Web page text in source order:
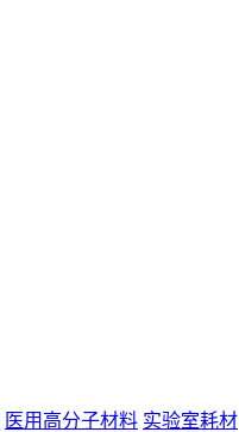
医用高分子材料 实验室耗材